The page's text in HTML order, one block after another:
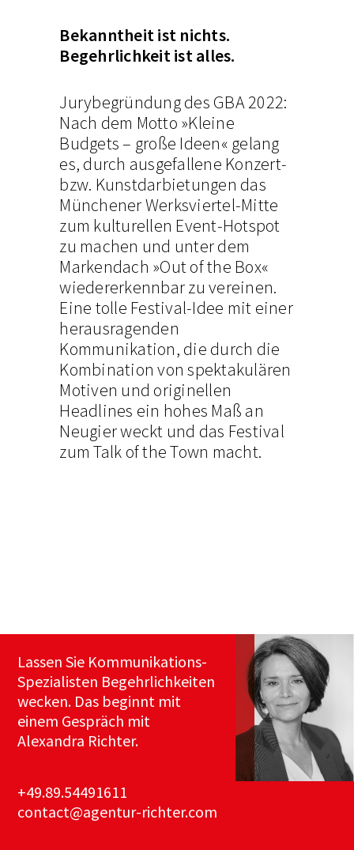
Bekanntheit ist nichts.
Begehrlichkeit ist alles.
Jurybegründung des GBA 2022:
Nach dem Motto »Kleine
Budgets – große Ideen« gelang
es, durch ausgefallene Konzert-
bzw. Kunstdarbietungen das
Münchener Werksviertel-Mitte
zum kulturellen Event-Hotspot
zu machen und unter dem
Markendach »Out of the Box«
wiedererkennbar zu vereinen.
Eine tolle Festival-Idee mit einer
herausragenden
Kommunikation, die durch die
Kombination von spektakulären
Motiven und originellen
Headlines ein hohes Maß an
Neugier weckt und das Festival
zum Talk of the Town macht.
Lassen Sie Kommunikations-
Spezialisten Begehrlichkeiten
wecken. Das beginnt mit
einem Gespräch mit
Alexandra Richter.
+49.89.54491611
contact@agentur-richter.com